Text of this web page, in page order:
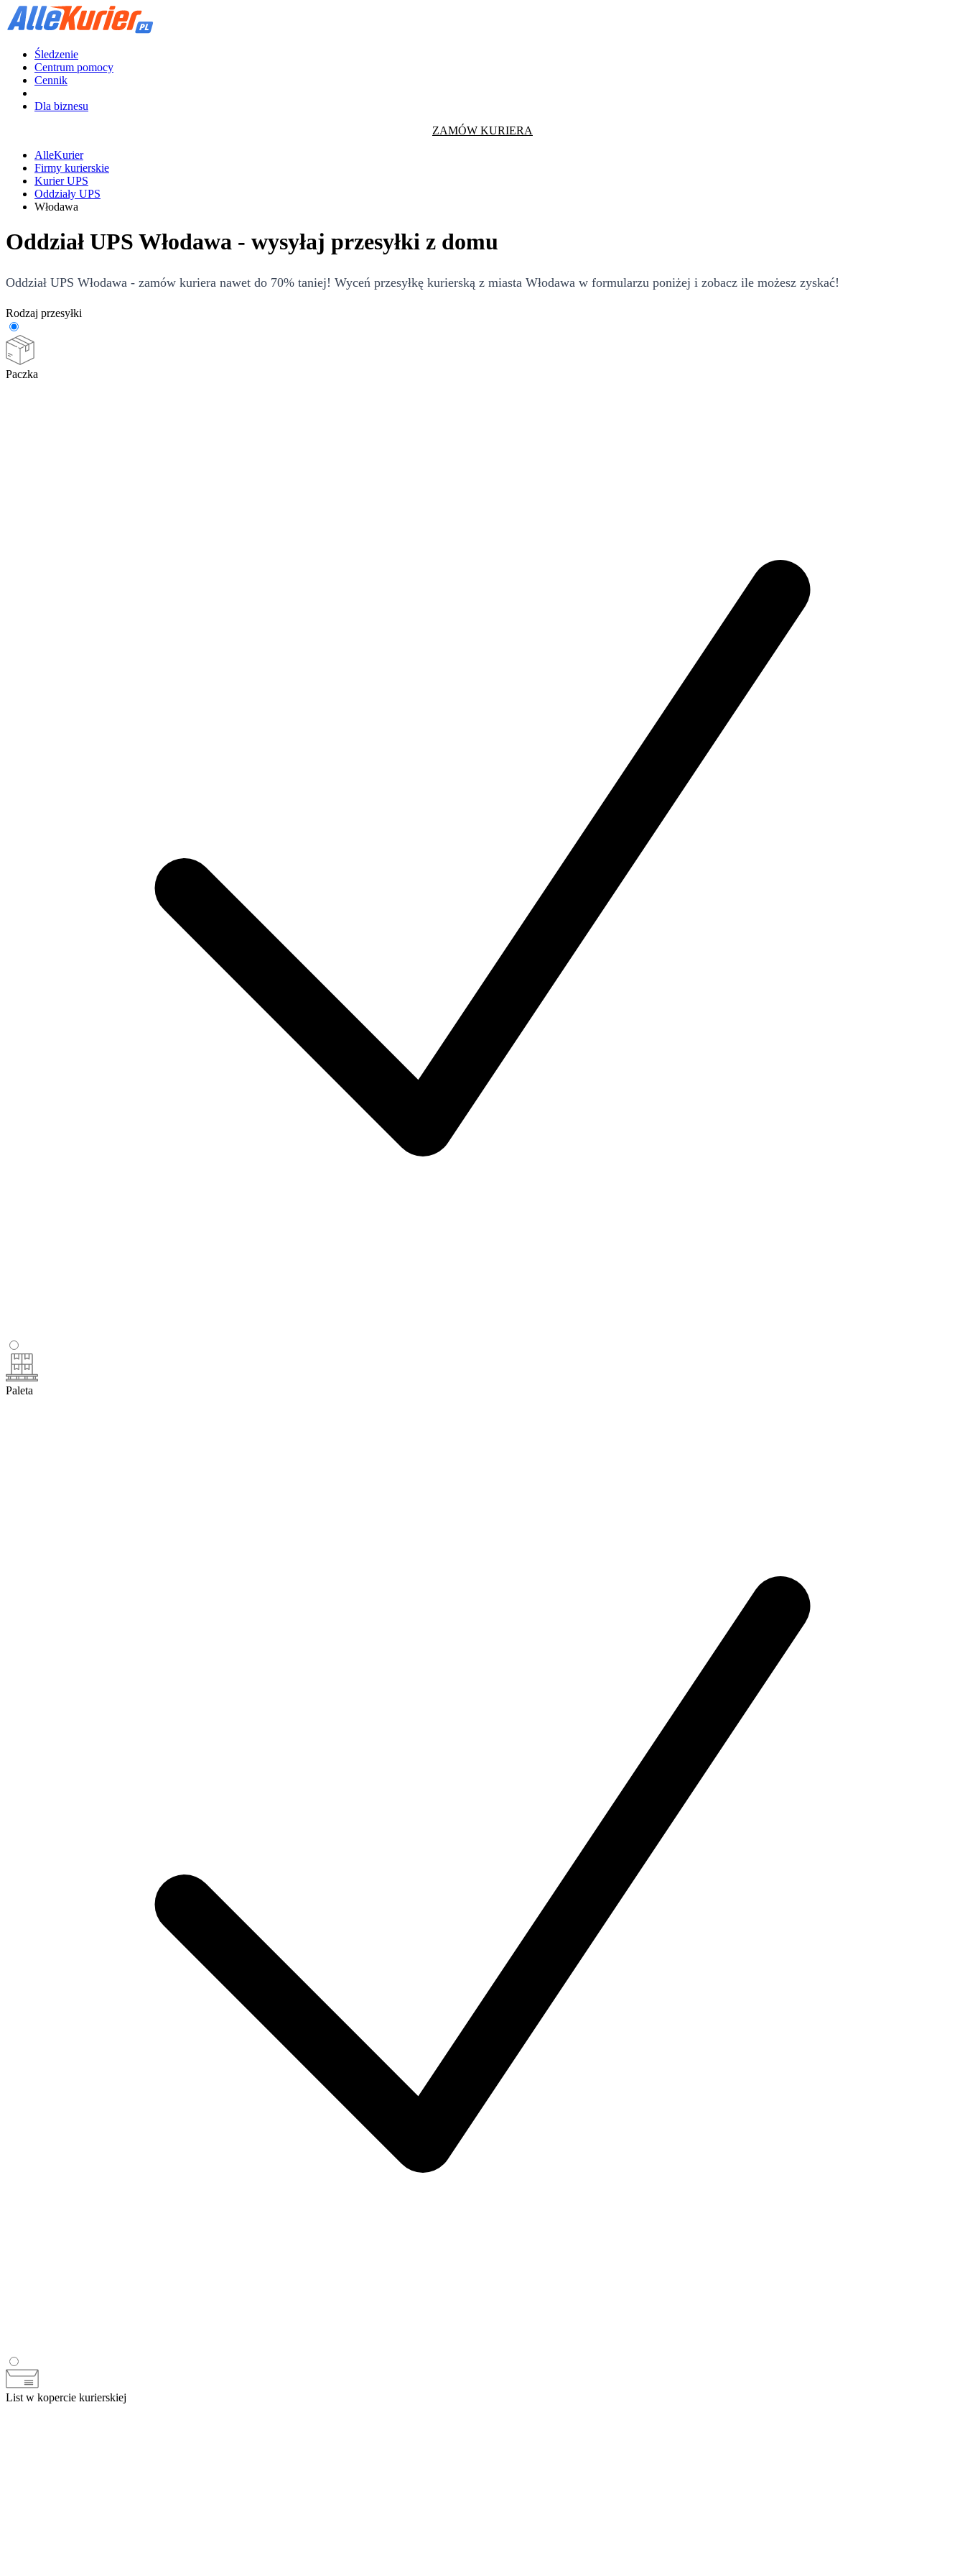
Śledzenie
Centrum pomocy
Cennik
Dla biznesu
ZAMÓW KURIERA
AlleKurier
Firmy kurierskie
Kurier UPS
Oddziały UPS
Włodawa
Oddział UPS Włodawa - wysyłaj przesyłki z domu
Oddział UPS Włodawa - zamów kuriera nawet do 70% taniej! Wyceń przesyłkę kurierską z miasta Włodawa w formularzu poniżej i zobacz ile możesz zyskać!
Rodzaj przesyłki
Paczka
Paleta
List w kopercie kurierskiej